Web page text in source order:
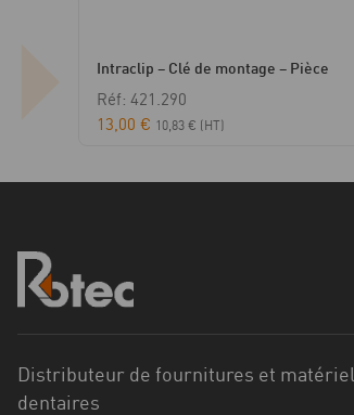
Intraclip – Clé de montage – Pièce
Réf: 421.290
13,00 € 10,83 € (HT)
Distributeur de fournitures et matériel
dentaires